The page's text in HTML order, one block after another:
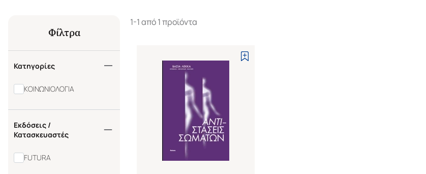
Φίλτρα
Κατηγορίες
ΚΟΙΝΩΝΙΟΛΟΓΙΑ
Εκδόσεις /
Κατασκευαστές
FUTURA
1-1 από 1 προϊόντα